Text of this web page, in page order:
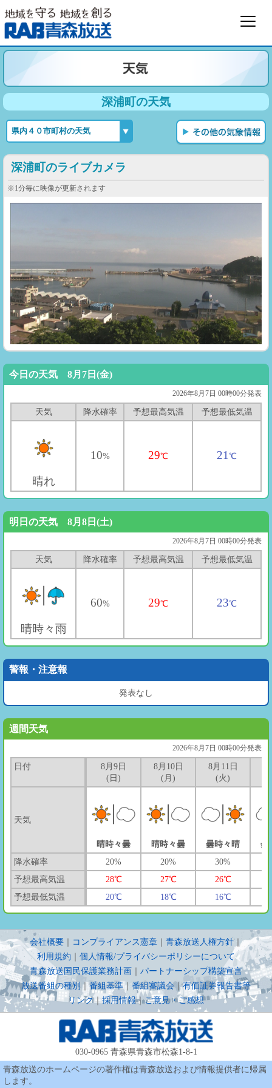
深浦町の天気
深浦町のライブカメラ
※1分毎に映像が更新されます
今日の天気 8月7日(金)
2026年8月7日 00時00分発表
天気 降水確率 予想最高気温 予想最低気温
晴れ
10% 29℃ 21 ℃
明日の天気 8月8日(土)
2026年8月7日 00時00分発表
天気 降水確率 予想最高気温 予想最低気温
晴時々雨
60% 29℃ 23℃
警報・注意報
発表なし
週間天気
2026年8月7日 00時00分発表
日付
天気
降水確率
予想最高気温
予想最低気温
8月9日
(日)
8月10日
(月)
8月11日
(火)
晴時々曇 晴時々曇 曇時々晴
曇
20%
20% 30%
28℃
27℃ 26℃
20℃
18℃ 16℃
会社概要 コンプライアンス憲章 青森放送人権方針｜
利用規約
個人情報/プライバシーポリシーについて
青森放送国民保護業務計画
パートナーシップ構築宣言
放送番組の種別 ｜番組基準 ｜ 番組審議会｜有価証券報告書等
リンク｜ 採用情報｜ご意見・ご感想
030-0965 青森県青森市松森1-8-1
青森放送のホームページの著作権は青森放送および情報提供者に帰属
します。